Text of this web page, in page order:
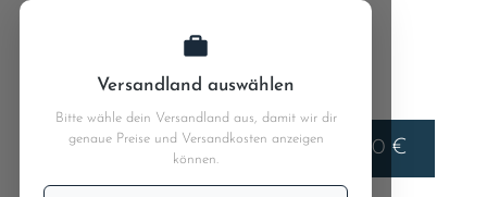
Liefern nach
Deutschland 0,00 €
Versandland auswählen
Bitte wähle dein Versandland aus, damit wir dir
genaue Preise und Versandkosten anzeigen
können.